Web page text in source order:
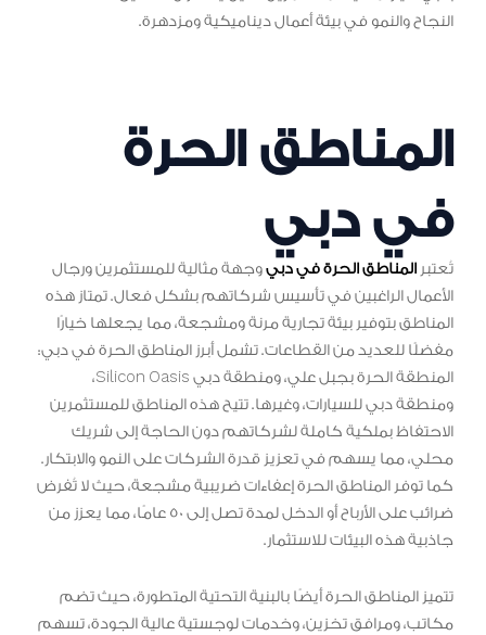
النجاح والنمو في بيئة أعمال ديناميكية ومزدهرة.
المناطق الحرة
في دبي
تُعتبر المناطق الحرة في دبيوجهة مثالية للمستثمرين ورجال
الأعمال الراغبين في تأسيس شركاتهم بشكل فعال. تمتاز هذه
المناطق بتوفير بيئة تجارية مرنة ومشجعة، مما يجعلها خيارًا
مفضلًا للعديد من القطاعات. تشمل أبرز المناطق الحرة في دبي:
المنطقة الحرة بجبل علي، ومنطقة دبي Silicon Oasis،
ومنطقة دبي للسيارات، وغيرها. تتيح هذه المناطق للمستثمرين
الاحتفاظ بملكية كاملة لشركاتهم دون الحاجة إلى شريك
محلي، مما يسهم في تعزيز قدرة الشركات على النمو والابتكار.
كما توفر المناطق الحرة إعفاءات ضريبية مشجعة، حيث لا تُفرض
ضرائب على الأرباح أو الدخل لمدة تصل إلى 50 عامًا، مما يعزز من
جاذبية هذه البيئات للاستثمار.
تتميز المناطق الحرة أيضًا بالبنية التحتية المتطورة، حيث تضم
مكاتب، ومرافق تخزين، وخدمات لوجستية عالية الجودة، تسهم